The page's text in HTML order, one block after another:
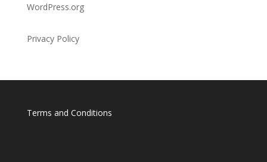
WordPress.org
Privacy Policy
Terms and Conditions